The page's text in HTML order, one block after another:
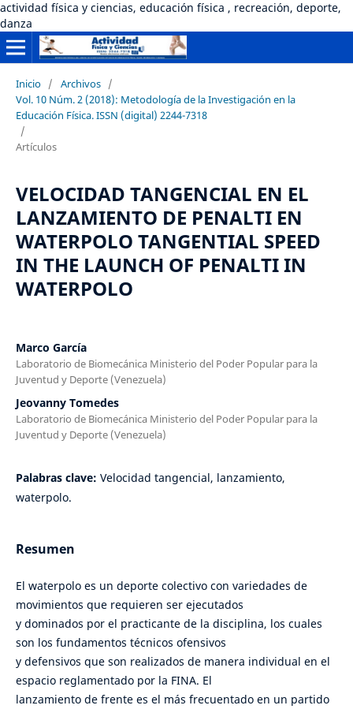
actividad física y ciencias, educación física , recreación, deporte,
danza
Inicio / Archivos /
Vol. 10 Núm. 2 (2018): Metodología de la Investigación en la
Educación Física. ISSN (digital) 2244-7318
/
Artículos
VELOCIDAD TANGENCIAL EN EL
LANZAMIENTO DE PENALTI EN
WATERPOLO TANGENTIAL SPEED
IN THE LAUNCH OF PENALTI IN
WATERPOLO
Marco García
Laboratorio de Biomecánica Ministerio del Poder Popular para la
Juventud y Deporte (Venezuela)
Jeovanny Tomedes
Laboratorio de Biomecánica Ministerio del Poder Popular para la
Juventud y Deporte (Venezuela)
Palabras clave: Velocidad tangencial, lanzamiento,
waterpolo.
Resumen
El waterpolo es un deporte colectivo con variedades de
movimientos que requieren ser ejecutados
y dominados por el practicante de la disciplina, los cuales
son los fundamentos técnicos ofensivos
y defensivos que son realizados de manera individual en el
espacio reglamentado por la FINA. El
lanzamiento de frente es el más frecuentado en un partido